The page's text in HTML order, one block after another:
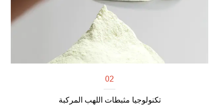
02
تكنولوجيا مثبطات اللهب المركبة